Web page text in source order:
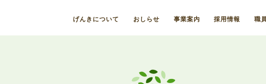
げんきについて おしらせ 事業案内 採用情報 職